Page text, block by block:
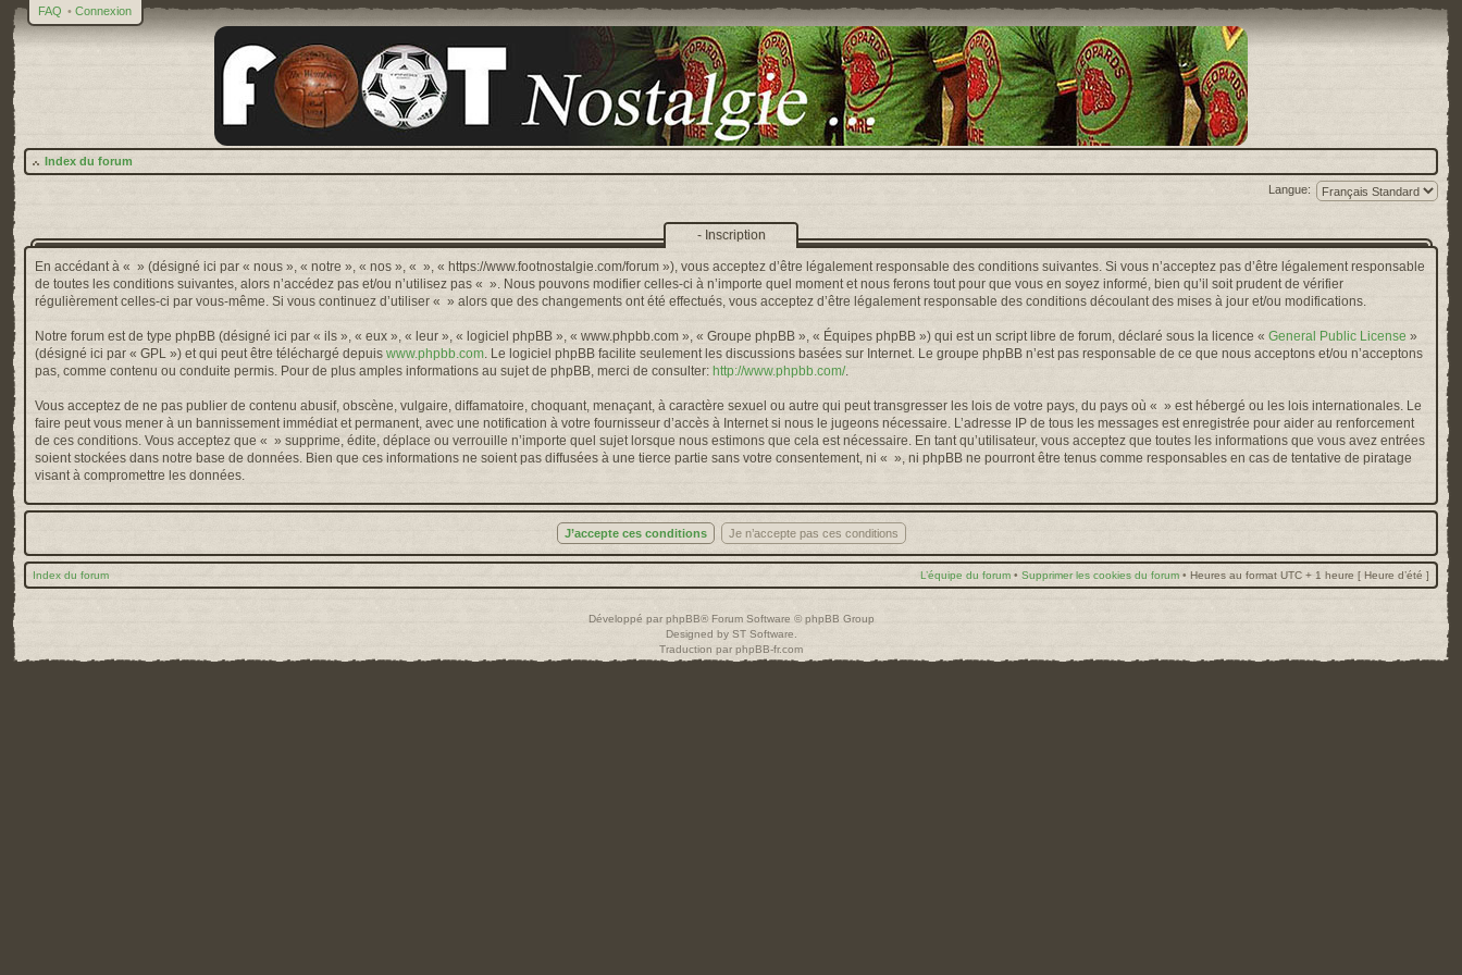
FAQ • Connexion
Index du forum
Langue:
- Inscription
En accédant à « » (désigné ici par « nous », « notre », « nos », « », « https://www.footnostalgie.com/forum »), vous acceptez d’être légalement responsable des conditions suivantes. Si vous n’acceptez pas d’être légalement responsable
de toutes les conditions suivantes, alors n’accédez pas et/ou n’utilisez pas « ». Nous pouvons modifier celles-ci à n’importe quel moment et nous ferons tout pour que vous en soyez informé, bien qu’il soit prudent de vérifier
régulièrement celles-ci par vous-même. Si vous continuez d’utiliser « » alors que des changements ont été effectués, vous acceptez d’être légalement responsable des conditions découlant des mises à jour et/ou modifications.
Notre forum est de type phpBB (désigné ici par « ils », « eux », « leur », « logiciel phpBB », « www.phpbb.com », « Groupe phpBB », « Équipes phpBB ») qui est un script libre de forum, déclaré sous la licence « General Public License »
(désigné ici par « GPL ») et qui peut être téléchargé depuis www.phpbb.com . Le logiciel phpBB facilite seulement les discussions basées sur Internet. Le groupe phpBB n’est pas responsable de ce que nous acceptons et/ou n’acceptons
pas, comme contenu ou conduite permis. Pour de plus amples informations au sujet de phpBB, merci de consulter: http://www.phpbb.com/.
Vous acceptez de ne pas publier de contenu abusif, obscène, vulgaire, diffamatoire, choquant, menaçant, à caractère sexuel ou autre qui peut transgresser les lois de votre pays, du pays où « » est hébergé ou les lois internationales. Le
faire peut vous mener à un bannissement immédiat et permanent, avec une notification à votre fournisseur d’accès à Internet si nous le jugeons nécessaire. L’adresse IP de tous les messages est enregistrée pour aider au renforcement
de ces conditions. Vous acceptez que « » supprime, édite, déplace ou verrouille n’importe quel sujet lorsque nous estimons que cela est nécessaire. En tant qu’utilisateur, vous acceptez que toutes les informations que vous avez entrées
soient stockées dans notre base de données. Bien que ces informations ne soient pas diffusées à une tierce partie sans votre consentement, ni « », ni phpBB ne pourront être tenus comme responsables en cas de tentative de piratage
visant à compromettre les données.
Index du forum L’équipe du forum • Supprimer les cookies du forum • Heures au format UTC + 1 heure [ Heure d’été ]
Développé parphpBB® Forum Software © phpBB Group
Designed by ST Software
Traduction par phpBB-fr.com